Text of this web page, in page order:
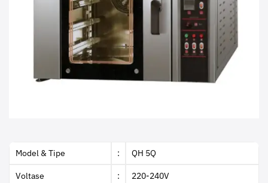
Model & Tipe : QH 5Q
Voltase : 220-240V